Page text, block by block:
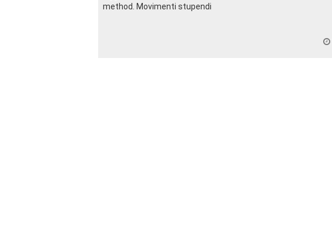
method. Movimenti stupendi